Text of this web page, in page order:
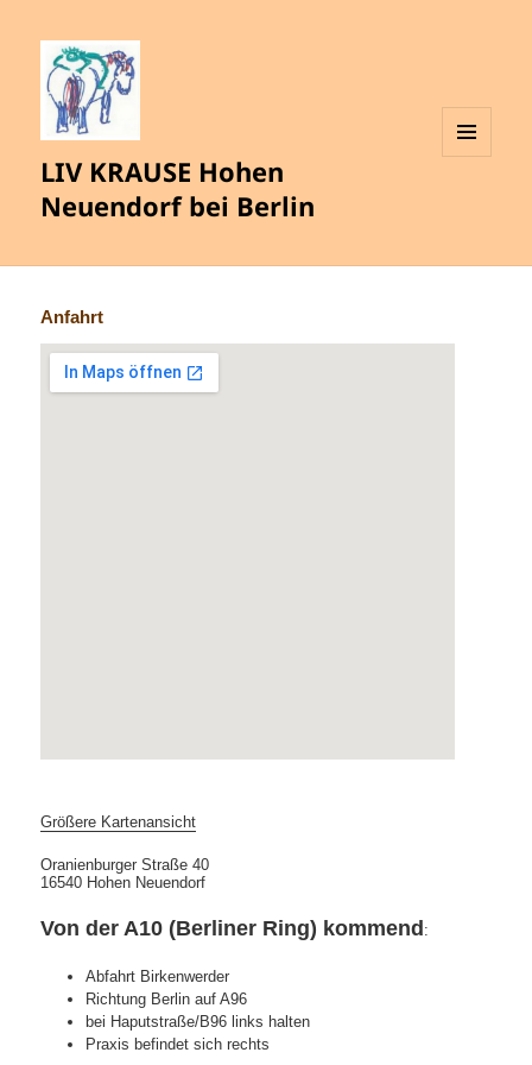
LIV KRAUSE Hohen
Neuendorf bei Berlin
Anfahrt
Größere Kartenansicht
Oranienburger Straße 40
16540 Hohen Neuendorf
Von der A10 (Berliner Ring) kommend:
Abfahrt Birkenwerder
Richtung Berlin auf A96
bei Haputstraße/B96 links halten
Praxis befindet sich rechts